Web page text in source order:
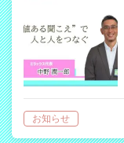
お知らせ